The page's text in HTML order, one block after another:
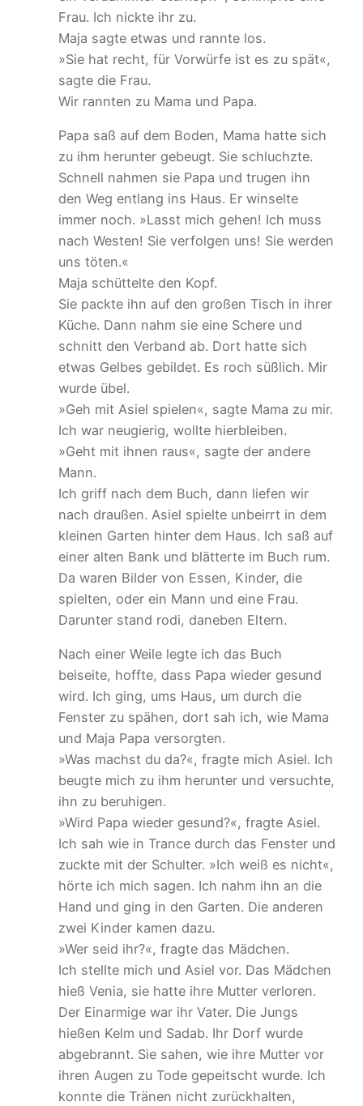
Frau. Ich nickte ihr zu.
Maja sagte etwas und rannte los.
»Sie hat recht, für Vorwürfe ist es zu spät«,
sagte die Frau.
Wir rannten zu Mama und Papa.
Papa saß auf dem Boden, Mama hatte sich
zu ihm herunter gebeugt. Sie schluchzte.
Schnell nahmen sie Papa und trugen ihn
den Weg entlang ins Haus. Er winselte
immer noch. »Lasst mich gehen! Ich muss
nach Westen! Sie verfolgen uns! Sie werden
uns töten.«
Maja schüttelte den Kopf.
Sie packte ihn auf den großen Tisch in ihrer
Küche. Dann nahm sie eine Schere und
schnitt den Verband ab. Dort hatte sich
etwas Gelbes gebildet. Es roch süßlich. Mir
wurde übel.
»Geh mit Asiel spielen«, sagte Mama zu mir.
Ich war neugierig, wollte hierbleiben.
»Geht mit ihnen raus«, sagte der andere
Mann.
Ich griff nach dem Buch, dann liefen wir
nach draußen. Asiel spielte unbeirrt in dem
kleinen Garten hinter dem Haus. Ich saß auf
einer alten Bank und blätterte im Buch rum.
Da waren Bilder von Essen, Kinder, die
spielten, oder ein Mann und eine Frau.
Darunter stand rodi, daneben Eltern.
Nach einer Weile legte ich das Buch
beiseite, hoffte, dass Papa wieder gesund
wird. Ich ging, ums Haus, um durch die
Fenster zu spähen, dort sah ich, wie Mama
und Maja Papa versorgten.
»Was machst du da?«, fragte mich Asiel. Ich
beugte mich zu ihm herunter und versuchte,
ihn zu beruhigen.
»Wird Papa wieder gesund?«, fragte Asiel.
Ich sah wie in Trance durch das Fenster und
zuckte mit der Schulter. »Ich weiß es nicht«,
hörte ich mich sagen. Ich nahm ihn an die
Hand und ging in den Garten. Die anderen
zwei Kinder kamen dazu.
»Wer seid ihr?«, fragte das Mädchen.
Ich stellte mich und Asiel vor. Das Mädchen
hieß Venia, sie hatte ihre Mutter verloren.
Der Einarmige war ihr Vater. Die Jungs
hießen Kelm und Sadab. Ihr Dorf wurde
abgebrannt. Sie sahen, wie ihre Mutter vor
ihren Augen zu Tode gepeitscht wurde. Ich
konnte die Tränen nicht zurückhalten,